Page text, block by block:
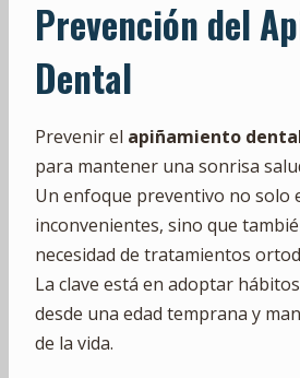
Prevención del
Dental
Prevenir el apiñamiento
para mantener una sonrisa
Un enfoque preventivo no solo
inconvenientes, sino que
necesidad de tratamientos
La clave está en adoptar
desde una edad temprana y
de la vida.